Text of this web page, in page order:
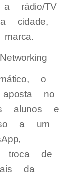
a rádio/TV
cidade,
o
no
alunos e
a um
troca de
da